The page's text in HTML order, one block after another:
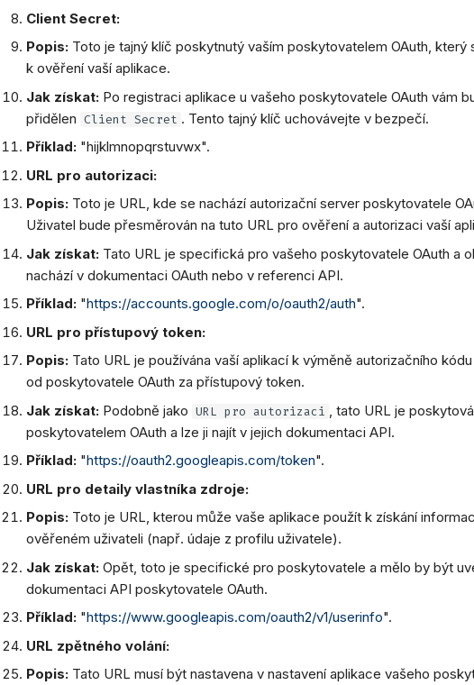
Client Secret:
Popis: Toto je tajný klíč poskytnutý vaším poskytovatelem OAuth, který
k ověření vaší aplikace.
Jak získat: Po registraci aplikace u vašeho poskytovatele OAuth vám
přidělen Client Secret . Tento tajný klíč uchovávejte v bezpečí.
Příklad: "hijklmnopqrstuvwx".
URL pro autorizaci:
Popis: Toto je URL, kde se nachází autorizační server poskytovatele
Uživatel bude přesměrován na tuto URL pro ověření a autorizaci vaší
Jak získat: Tato URL je specifická pro vašeho poskytovatele OAuth a
nachází v dokumentaci OAuth nebo v referenci API.
Příklad: "https://accounts.google.com/o/oauth2/auth".
URL pro přístupový token:
Popis: Tato URL je používána vaší aplikací k výměně autorizačního
od poskytovatele OAuth za přístupový token.
Jak získat: Podobně jako URL pro autorizaci , tato URL je
poskytovatelem OAuth a lze ji najít v jejich dokumentaci API.
Příklad: "https://oauth2.googleapis.com/token".
URL pro detaily vlastníka zdroje:
Popis: Toto je URL, kterou může vaše aplikace použít k získání
ověřeném uživateli (např. údaje z profilu uživatele).
Jak získat: Opět, toto je specifické pro poskytovatele a mělo by být
dokumentaci API poskytovatele OAuth.
Příklad: "https://www.googleapis.com/oauth2/v1/userinfo".
URL zpětného volání:
Popis: Tato URL musí být nastavena v nastavení aplikace vašeho